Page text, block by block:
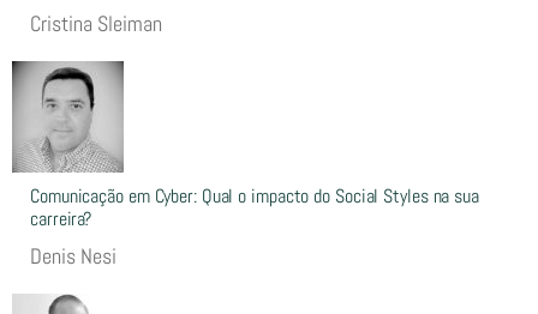
Cristina Sleiman
Comunicação em Cyber: Qual o impacto do Social Styles na sua
carreira?
Denis Nesi